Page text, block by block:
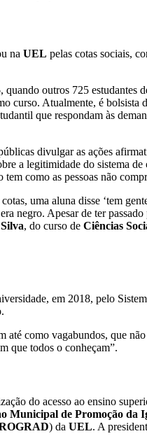
na UEL pelas cotas sociais,
outros 725 estudantes
curso. Atualmente, é
que respondam às
divulgar as ações
a legitimidade do sistema
como as pessoas não
uma aluna disse ‘tem
negro. Apesar de ter
, do curso de Ciências
em 2018, pelo
como vagabundos, que
que todos o conheçam”.
do acesso ao ensino
Municipal de Promoção da
) da UEL. A